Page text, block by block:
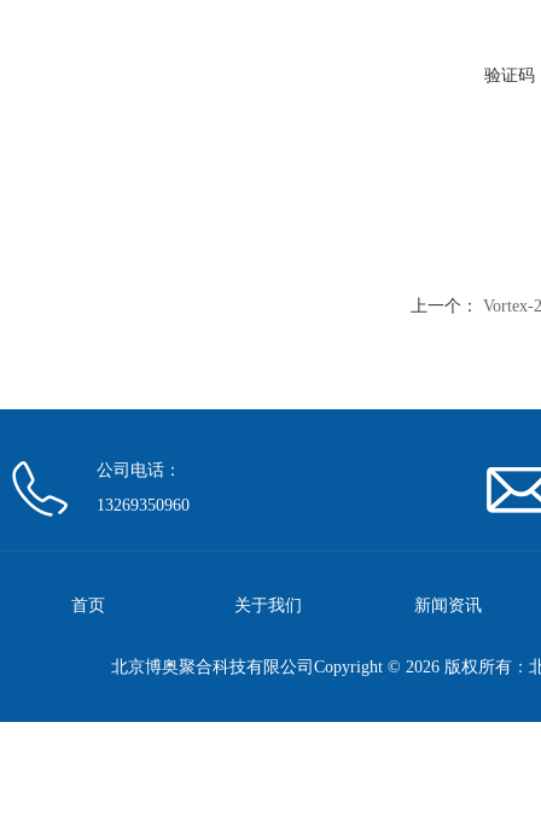
验证码
上一个： Vortex-
公司电话：
13269350960
首页 关于我们 新闻资讯
北京博奥聚合科技有限公司Copyright © 2026 版权所有